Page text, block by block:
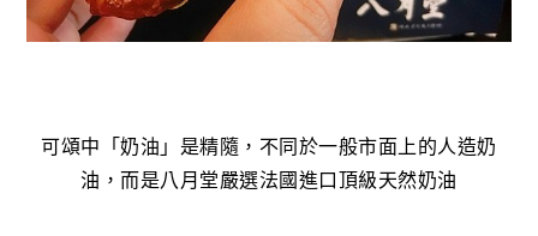
可頌中「奶油」是精隨，不同於一般市面上的人造奶
油，而是八月堂嚴選法國進口頂級天然奶油